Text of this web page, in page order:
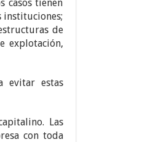
casos tienen
de
explotación,
evitar estas
Las
con toda